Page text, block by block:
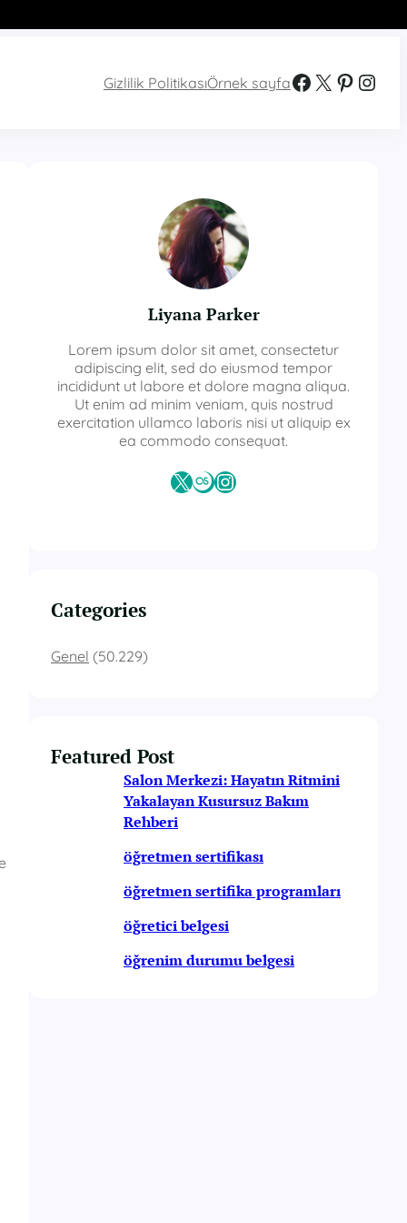
Gizlilik PolitikasıÖrnek sayfaFacebook X Pinterest Instagram
Liyana Parker
Lorem ipsum dolor sit amet, consectetur
adipiscing elit, sed do eiusmod tempor
incididunt ut labore et dolore magna aliqua.
Ut enim ad minim veniam, quis nostrud
exercitation ullamco laboris nisi ut aliquip ex
ea commodo consequat.
X Last.fmInstagram
Categories
Genel (50.229)
Featured Post
Salon Merkezi: Hayatın Ritmini
Yakalayan Kusursuz Bakım
Rehberi
öğretmen sertifikası
öğretmen sertifika programları
öğretici belgesi
öğrenim durumu belgesi